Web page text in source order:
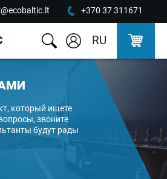
+370 37 311671
RU
который ищете
звоните
будут рады